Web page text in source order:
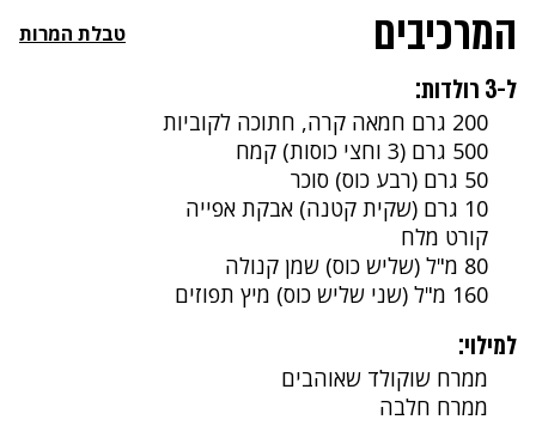
המרכיבים טבלת המרות
ל-3 רולדות:
200 גרם חמאה קרה, חתוכה לקוביות
500 גרם (3 וחצי כוסות) קמח
50 גרם (רבע כוס) סוכר
10 גרם (שקית קטנה) אבקת אפייה
קורט מלח
80 מ"ל (שליש כוס) שמן קנולה
160 מ"ל (שני שליש כוס) מיץ תפוזים
למילוי:
ממרח שוקולד שאוהבים
ממרח חלבה